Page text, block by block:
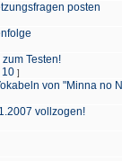
posten
Testen!
10 ]
von "Minna no
vollzogen!